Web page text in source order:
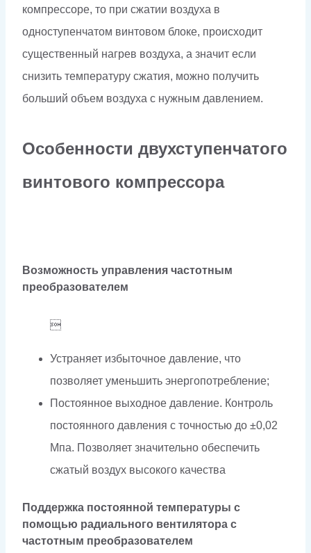
компрессоре, то при сжатии воздуха в
одноступенчатом винтовом блоке, происходит
существенный нагрев воздуха, а значит если
снизить температуру сжатия, можно получить
больший объем воздуха с нужным давлением.
Особенности двухступенчатого
винтового компрессора
Возможность управления частотным
преобразователем

Устраняет избыточное давление, что
позволяет уменьшить энергопотребление;
Постоянное выходное давление. Контроль
постоянного давления с точностью до ±0,02
Мпа. Позволяет значительно обеспечить
сжатый воздух высокого качества
Поддержка постоянной температуры с
помощью радиального вентилятора с
частотным преобразователем